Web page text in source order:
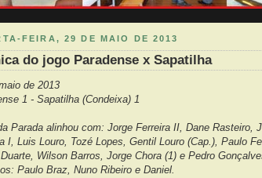
FEIRA, 29 DE MAIO DE 2013
do jogo Paradense x Sapatilha
de 2013
1 - Sapatilha (Condeixa) 1
Parada alinhou com: Jorge Ferreira II, Dane Rasteiro,
I, Luis Louro, Tozé Lopes, Gentil Louro (Cap.), Paulo
Wilson Barros, Jorge Chora (1) e Pedro
Paulo Braz, Nuno Ribeiro e Daniel.